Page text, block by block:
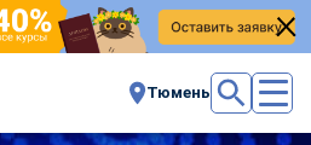
Тюмень